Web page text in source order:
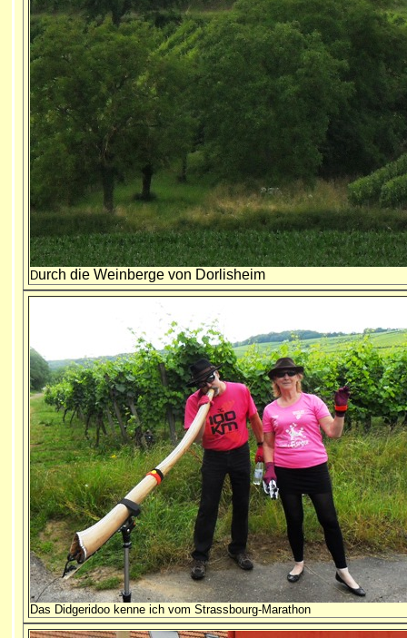
Durch die Weinberge von Dorlisheim
Das Didgeridoo kenne ich vom Strassbourg-Marathon